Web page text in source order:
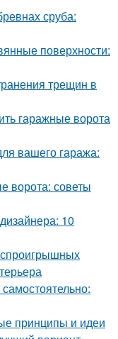
сруба:
поверхности:
трещин в
гаражные ворота
вашего гаража:
ворота: советы
10
принципы и идеи